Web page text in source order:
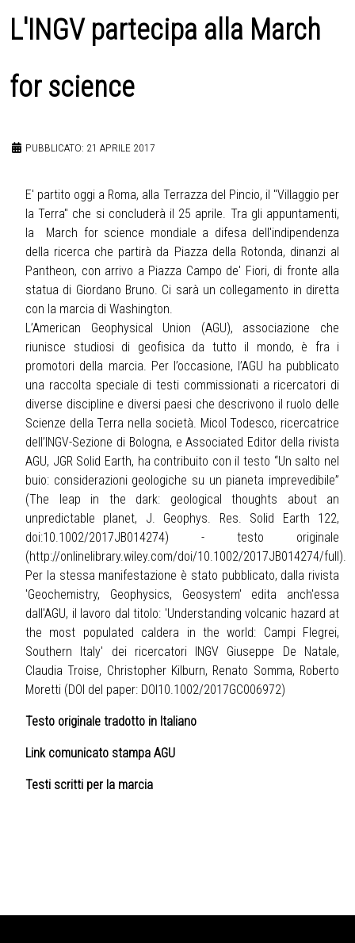
L'INGV partecipa alla March
for science
PUBBLICATO: 21 APRILE 2017
E' partito oggi a Roma, alla Terrazza del Pincio, il "Villaggio per
la Terra" che si concluderà il 25 aprile. Tra gli appuntamenti,
la March for science mondiale a difesa dell'indipendenza
della ricerca che partirà da Piazza della Rotonda, dinanzi al
Pantheon, con arrivo a Piazza Campo de' Fiori, di fronte alla
statua di Giordano Bruno. Ci sarà un collegamento in diretta
con la marcia di Washington.
L’American Geophysical Union (AGU), associazione che
riunisce studiosi di geofisica da tutto il mondo, è fra i
promotori della marcia. Per l’occasione, l’AGU ha pubblicato
una raccolta speciale di testi commissionati a ricercatori di
diverse discipline e diversi paesi che descrivono il ruolo delle
Scienze della Terra nella società. Micol Todesco, ricercatrice
dell’INGV-Sezione di Bologna, e Associated Editor della rivista
AGU, JGR Solid Earth, ha contribuito con il testo “Un salto nel
buio: considerazioni geologiche su un pianeta imprevedibile”
(The leap in the dark: geological thoughts about an
unpredictable planet, J. Geophys. Res. Solid Earth 122,
doi:10.1002/2017JB014274) - testo originale
(http://onlinelibrary.wiley.com/doi/10.1002/2017JB014274/full).
Per la stessa manifestazione è stato pubblicato, dalla rivista
'Geochemistry, Geophysics, Geosystem' edita anch'essa
dall'AGU, il lavoro dal titolo: 'Understanding volcanic hazard at
the most populated caldera in the world: Campi Flegrei,
Southern Italy' dei ricercatori INGV Giuseppe De Natale,
Claudia Troise, Christopher Kilburn, Renato Somma, Roberto
Moretti (DOI del paper: DOI10.1002/2017GC006972)
Testo originale tradotto in Italiano
Link comunicato stampa AGU
Testi scritti per la marcia